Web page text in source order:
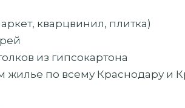
кварцвинил, плитка)
из гипсокартона
жилье по всему Краснодару